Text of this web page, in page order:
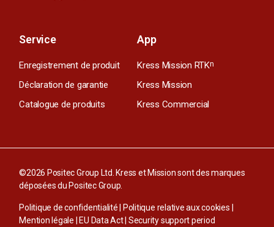
Service
Enregistrement de produit
Déclaration de garantie
Catalogue de produits
App
Kress Mission RTKn
Kress Mission
Kress Commercial
©2026 Positec Group Ltd. Kress et Mission sont des marques
déposées du Positec Group.
Politique de confidentialité Politique relative aux cookies
Mention légale
EU Data Act| Security support period